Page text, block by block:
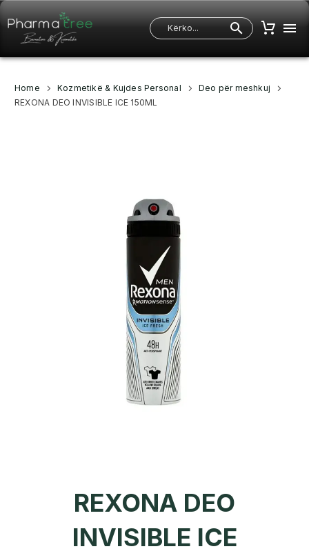
Home Kozmetikë & Kujdes Personal
Deo për meshkuj
REXONA DEO INVISIBLE ICE 150ML
REXONA DEO
INVISIBLE ICE